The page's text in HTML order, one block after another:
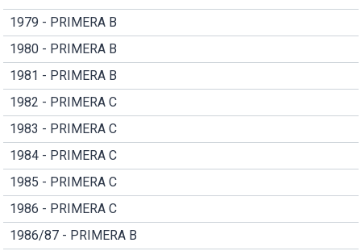
1979 - PRIMERA B
1980 - PRIMERA B
1981 - PRIMERA B
1982 - PRIMERA C
1983 - PRIMERA C
1984 - PRIMERA C
1985 - PRIMERA C
1986 - PRIMERA C
1986/87 - PRIMERA B